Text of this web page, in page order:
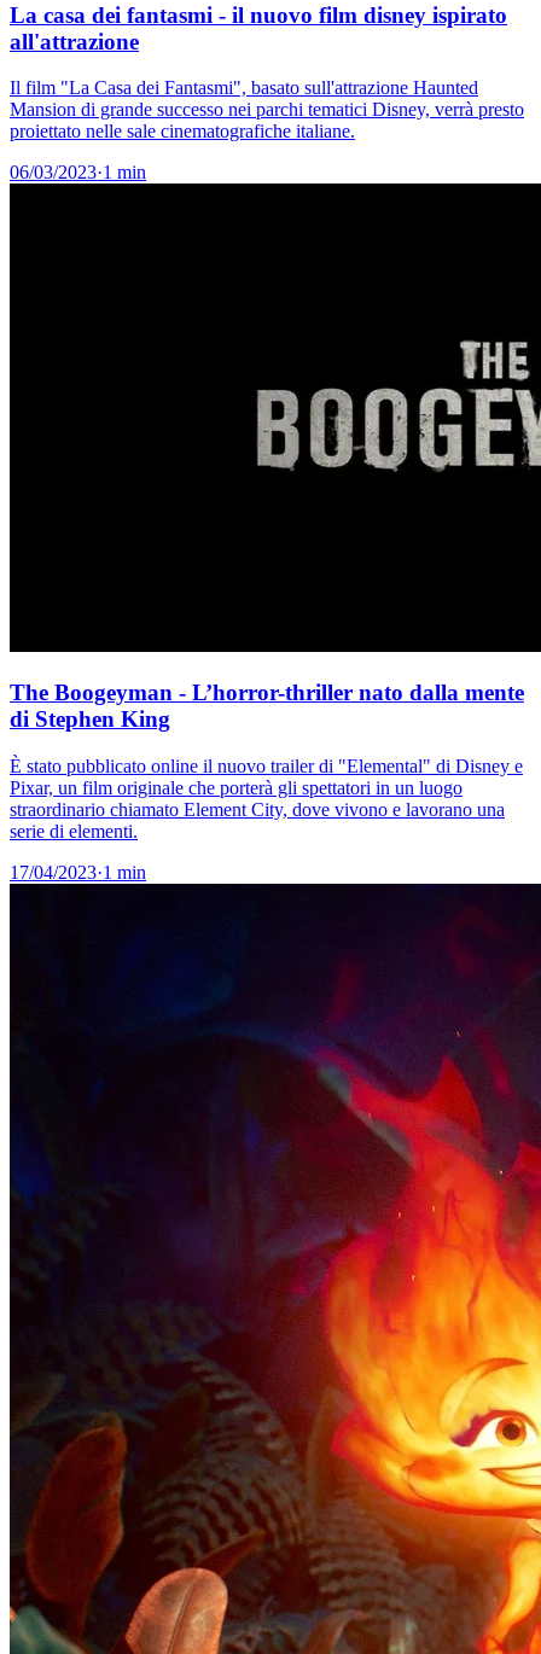
La casa dei fantasmi - il nuovo film disney ispirato
all'attrazione
Il film "La Casa dei Fantasmi", basato sull'attrazione Haunted
Mansion di grande successo nei parchi tematici Disney, verrà presto
proiettato nelle sale cinematografiche italiane.
06/03/2023·1 min
The Boogeyman - L’horror-thriller nato dalla mente
di Stephen King
È stato pubblicato online il nuovo trailer di "Elemental" di Disney e
Pixar, un film originale che porterà gli spettatori in un luogo
straordinario chiamato Element City, dove vivono e lavorano una
serie di elementi.
17/04/2023·1 min